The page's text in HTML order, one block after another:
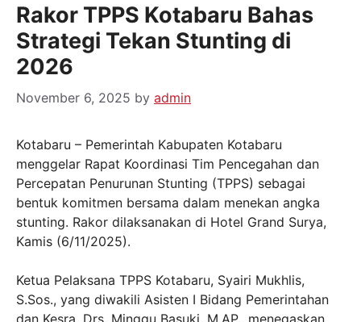
Rakor TPPS Kotabaru Bahas
Strategi Tekan Stunting di
2026
November 6, 2025 by admin
Kotabaru – Pemerintah Kabupaten Kotabaru
menggelar Rapat Koordinasi Tim Pencegahan dan
Percepatan Penurunan Stunting (TPPS) sebagai
bentuk komitmen bersama dalam menekan angka
stunting. Rakor dilaksanakan di Hotel Grand Surya,
Kamis (6/11/2025).
Ketua Pelaksana TPPS Kotabaru, Syairi Mukhlis,
S.Sos., yang diwakili Asisten I Bidang Pemerintahan
dan Kesra, Drs. Minggu Basuki, M.AP., menegaskan